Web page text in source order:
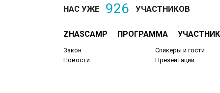
НАС УЖЕ 926 УЧАСТНИКОВ
ZHASCAMP ПРОГРАММА
Закон
Новости
Спикеры и гости
Презентации